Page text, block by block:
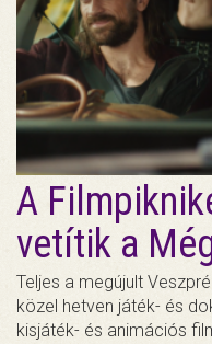
A
vetítik a
Teljes a megújult
közel hetven játék- és
kisjáték- és animációs